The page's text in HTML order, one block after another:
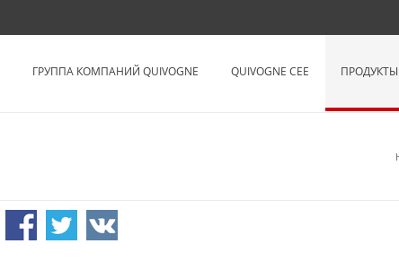
ГРУППА КОМПАНИЙ QUIVOGNE QUIVOGNE CEE ПРОДУКТЫ